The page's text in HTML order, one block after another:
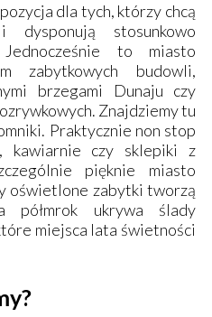
dla tych, którzy chcą
stosunkowo
to miasto
zabytkowych budowli,
brzegami Dunaju czy
Znajdziemy tu
Praktycznie non stop
kawiarnie czy sklepiki z
pięknie miasto
oświetlone zabytki tworzą
półmrok ukrywa ślady
miejsca lata świetności